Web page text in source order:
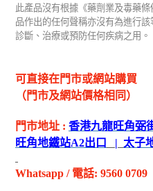
此產品沒有根據《藥劑業及毒藥
品作出的任何聲稱亦沒有為進行
診斷、治療或預防任何疾病之用。
可直接在門市或網站購買
（門市及網站價格相同）
門市地址 : 香港九龍旺角弼
旺角地鐵站A2出 口 | 太子
Whatsapp / 電話: 9560 0709